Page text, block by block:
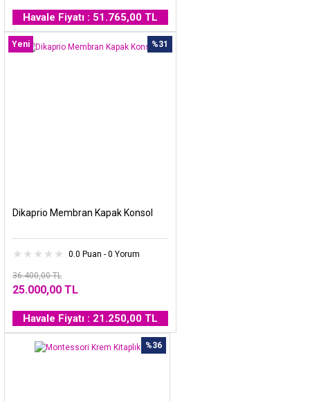
Havale Fiyatı : 51.765,00 TL
%31
Yeni
Dikaprio Membran Kapak Konsol
0.0 Puan - 0 Yorum
36.400,00 TL
25.000,00 TL
Havale Fiyatı : 21.250,00 TL
%36